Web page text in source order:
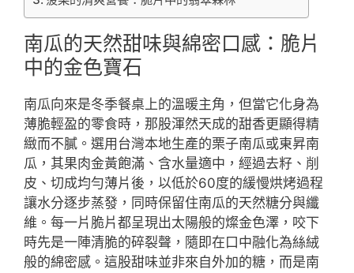
南瓜的天然甜味與綿密口感：脆片
中的金色寶石
南瓜向來是冬季餐桌上的溫暖主角，但當它化身為
薄脆輕盈的零食時，那股渾然天成的甜香更顯得精
緻而不膩。選用台灣本地生產的栗子南瓜或東昇南
瓜，其果肉金黃飽滿、含水量適中，經過去籽、削
皮、切成均勻薄片後，以低於60度的緩慢烘烤過程
讓水分逐步蒸發，同時保留住南瓜的天然糖分與纖
維。每一片脆片都呈現出太陽般的燦金色澤，咬下
時先是一陣清脆的碎裂聲，隨即在口中融化為絲絨
般的綿密感。這股甜味並非來自外加的糖，而是南